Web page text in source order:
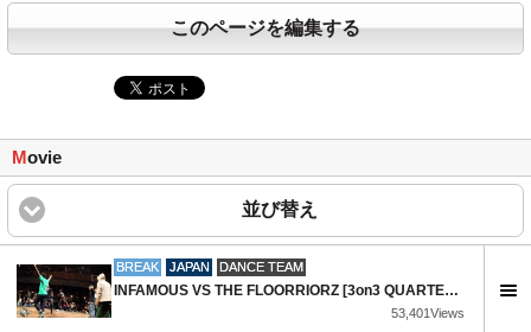
このページを編集する
Movie
並び替え
BREAK JAPAN DANCE TEAM
INFAMOUS VS THE FLOORRIORZ [3on3 QUARTER-FINAL] ▶ FLOOR WARS 2016 ◀ ⓒ .BBoy World | Denmark
53,401Views